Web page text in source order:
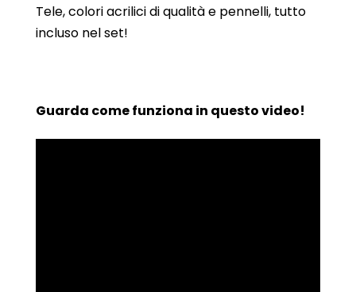
Tele, colori acrilici di qualità e pennelli, tutto
incluso nel set!
Guarda come funziona in questo video!